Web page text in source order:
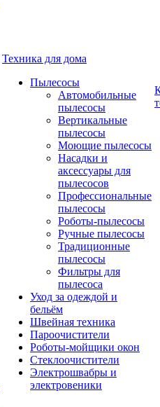
Техника для дома
Пылесосы
Автомобильные
пылесосы
Вертикальные
пылесосы
Моющие пылесосы
Насадки и
аксессуары для
пылесосов
Профессиональные
пылесосы
Роботы-пылесосы
Ручные пылесосы
Традиционные
пылесосы
Фильтры для
пылесоса
Уход за одеждой и
бельём
Швейная техника
Пароочистители
Роботы-мойщики окон
Стеклоочистители
Электрошвабры и
электровеники